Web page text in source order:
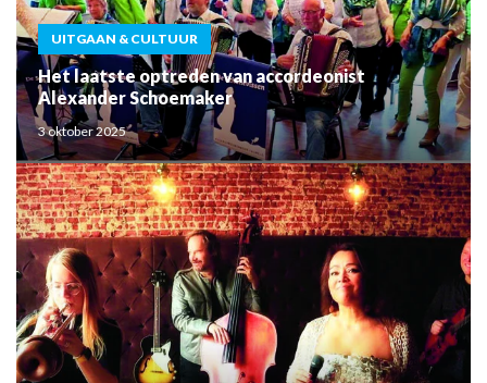
UITGAAN & CULTUUR
Het laatste optreden van accordeonist
Alexander Schoemaker
3 oktober 2025